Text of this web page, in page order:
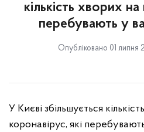
кількість хворих на
перебувають у
Опубліковано 01 липня
У Києві збільшується
коронавірус, які